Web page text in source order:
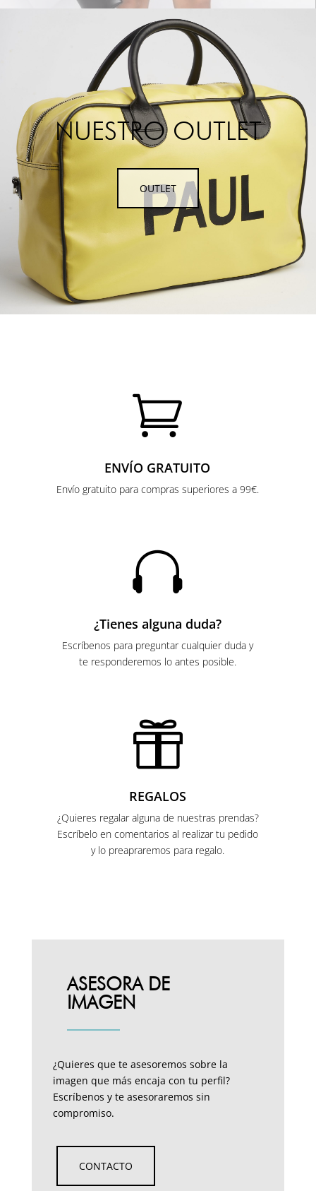
NUESTRO OUTLET
OUTLET

ENVÍO GRATUITO
Envío gratuito para compras superiores a 99€.

¿Tienes alguna duda?
Escríbenos para preguntar cualquier duda y
te responderemos lo antes posible.

REGALOS
¿Quieres regalar alguna de nuestras prendas?
Escríbelo en comentarios al realizar tu pedido
y lo preapraremos para regalo.
ASESORA DE
IMAGEN
¿Quieres que te asesoremos sobre la
imagen que más encaja con tu perfil?
Escríbenos y te asesoraremos sin
compromiso.
CONTACTO